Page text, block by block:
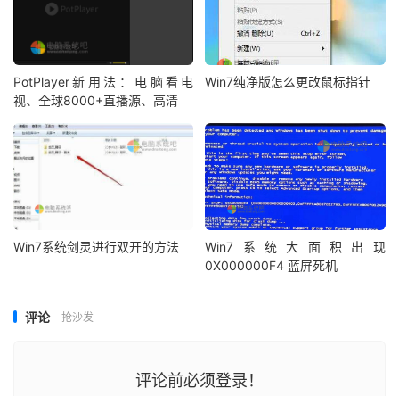
PotPlayer新用法：电脑看电
视、全球8000+直播源、高清
Win7纯净版怎么更改鼠标指针
Win7系统剑灵进行双开的方法
Win7系统大面积出现
0X000000F4 蓝屏死机
评论 抢沙发
评论前必须登录！